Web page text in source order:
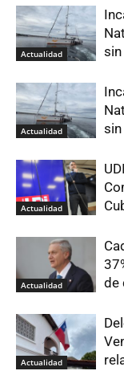
Actualidad
Actualidad
Actualidad
Actualidad
de
Actualidad